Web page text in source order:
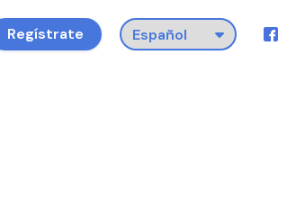
Regístrate